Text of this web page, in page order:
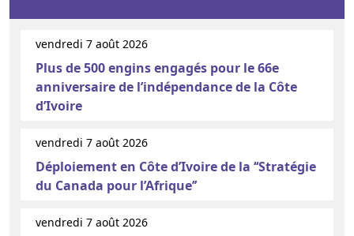
vendredi 7 août 2026
Plus de 500 engins engagés pour le 66e
anniversaire de l’indépendance de la Côte
d’Ivoire
vendredi 7 août 2026
Déploiement en Côte d’Ivoire de la ‘‘Stratégie
du Canada pour l’Afrique’’
vendredi 7 août 2026